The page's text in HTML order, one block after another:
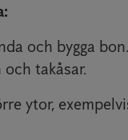
och bygga
takåsar.
ytor,